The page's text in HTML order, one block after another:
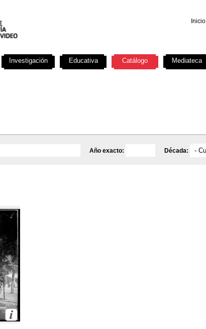
Inicio
Año exacto: Década:
Investigación Educativa Catálogo Mediateca